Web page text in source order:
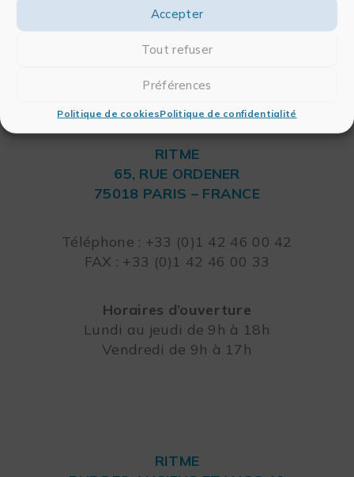
Accepter
Tout refuser
Préférences
Politique de cookiesPolitique de confidentialité
RITME
65, RUE ORDENER
75018 PARIS – FRANCE
Téléphone : +33 (0)1 42 46 00 42
FAX : +33 (0)1 42 46 00 33
Horaires d’ouverture
Lundi au jeudi de 9h à 18h
Vendredi de 9h à 17h
RITME